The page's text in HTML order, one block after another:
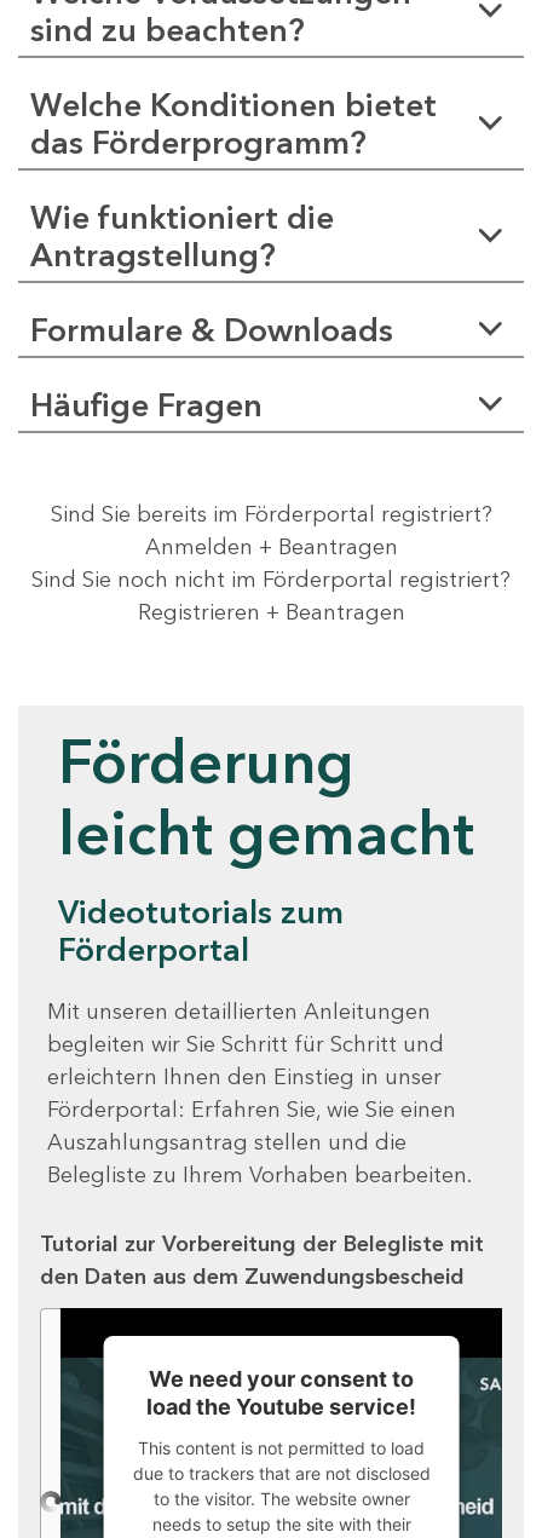
sind zu beachten?
Welche Konditionen bietet
das Förderprogramm?
Wie funktioniert die
Antragstellung?
Formulare & Downloads
Häufige Fragen
Sind Sie bereits im Förderportal registriert?
Anmelden + Beantragen
Sind Sie noch nicht im Förderportal registriert?
Registrieren + Beantragen
Förderung
leicht gemacht
Videotutorials zum
Förderportal
Mit unseren detaillierten Anleitungen
begleiten wir Sie Schritt für Schritt und
erleichtern Ihnen den Einstieg in unser
Förderportal: Erfahren Sie, wie Sie einen
Auszahlungsantrag stellen und die
Belegliste zu Ihrem Vorhaben bearbeiten.
Tutorial zur Vorbereitung der Belegliste mit
den Daten aus dem Zuwendungsbescheid
We need your consent to
load the Youtube service!
This content is not permitted to load
due to trackers that are not disclosed
to the visitor. The website owner
needs to setup the site with their